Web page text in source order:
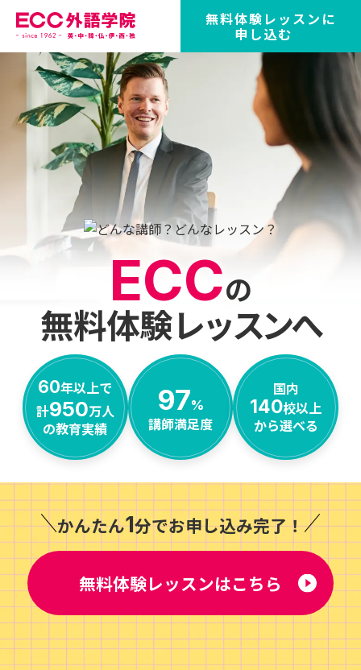
無料体験レッスンに
申し込む
ECCの
無料体験レッスンへ
60年以上で
計950万人
の教育実績
97%
講師満足度
国内
140校以上
から選べる
かんたん1分でお申し込み完了！
無料体験レッスンはこちら